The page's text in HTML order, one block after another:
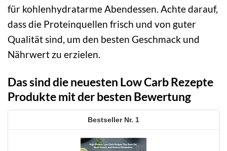
für kohlenhydratarme Abendessen. Achte darauf,
dass die Proteinquellen frisch und von guter
Qualität sind, um den besten Geschmack und
Nährwert zu erzielen.
Das sind die neuesten Low Carb Rezepte
Produkte mit der besten Bewertung
1